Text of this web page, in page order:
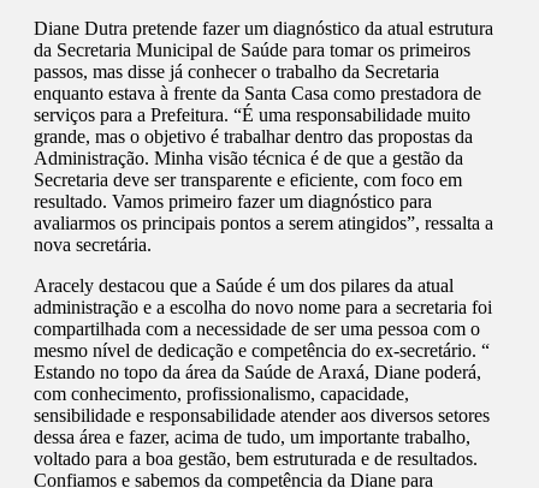
Diane Dutra pretende fazer um diagnóstico da atual estrutura
da Secretaria Municipal de Saúde para tomar os primeiros
passos, mas disse já conhecer o trabalho da Secretaria
enquanto estava à frente da Santa Casa como prestadora de
serviços para a Prefeitura. “É uma responsabilidade muito
grande, mas o objetivo é trabalhar dentro das propostas da
Administração. Minha visão técnica é de que a gestão da
Secretaria deve ser transparente e eficiente, com foco em
resultado. Vamos primeiro fazer um diagnóstico para
avaliarmos os principais pontos a serem atingidos”, ressalta a
nova secretária.
Aracely destacou que a Saúde é um dos pilares da atual
administração e a escolha do novo nome para a secretaria foi
compartilhada com a necessidade de ser uma pessoa com o
mesmo nível de dedicação e competência do ex-secretário. “
Estando no topo da área da Saúde de Araxá, Diane poderá,
com conhecimento, profissionalismo, capacidade,
sensibilidade e responsabilidade atender aos diversos setores
dessa área e fazer, acima de tudo, um importante trabalho,
voltado para a boa gestão, bem estruturada e de resultados.
Confiamos e sabemos da competência da Diane para